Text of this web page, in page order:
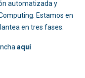
automatizada y
Estamos en
en tres fases.
aquí